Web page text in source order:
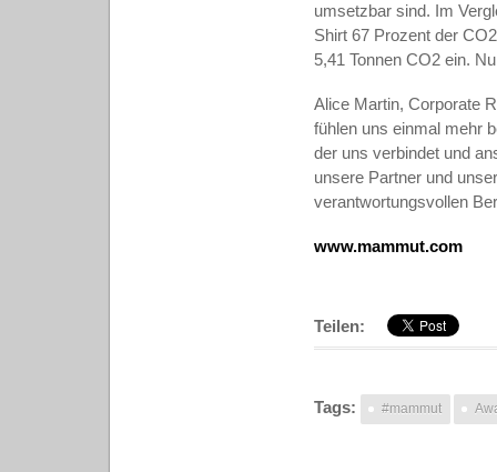
umsetzbar sind. Im
Shirt 67 Prozent der
5,41 Tonnen CO2 ein.
Alice Martin, Corporate
fühlen uns einmal mehr
der uns verbindet und
unsere Partner und
verantwortungsvollen
www.mammut.com
Teilen:
Tags: #mammut